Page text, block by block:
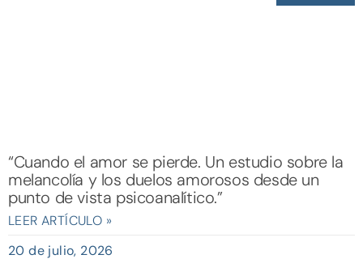
“Cuando el amor se pierde. Un estudio sobre la
melancolía y los duelos amorosos desde un
punto de vista psicoanalítico.”
LEER ARTÍCULO »
20 de julio, 2026